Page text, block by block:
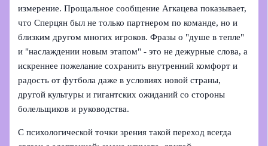
измерение. Прощальное сообщение Агкацева показывает,
что Сперцян был не только партнером по команде, но и
близким другом многих игроков. Фразы о "душе в тепле"
и "наслаждении новым этапом" - это не дежурные слова, а
искреннее пожелание сохранить внутренний комфорт и
радость от футбола даже в условиях новой страны,
другой культуры и гигантских ожиданий со стороны
болельщиков и руководства.
С психологической точки зрения такой переход всегда